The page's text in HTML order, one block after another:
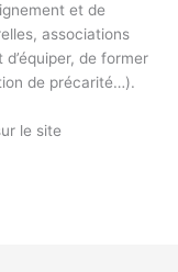
et de
associations
de former
de précarité…).
le site